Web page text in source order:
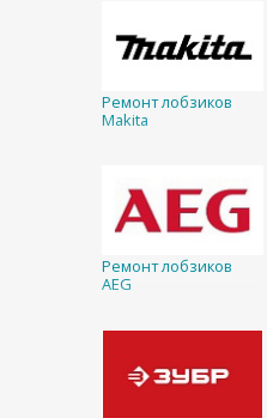
Ремонт лобзиков
Makita
Ремонт лобзиков
AEG